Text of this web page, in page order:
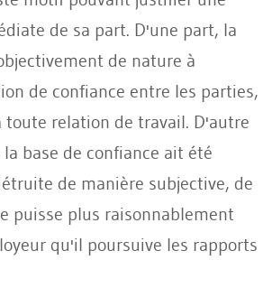
de sa part. D'une part, la
de nature à
de confiance entre les parties,
toute relation de travail. D'autre
base de confiance ait été
de manière subjective, de
puisse plus raisonnablement
qu'il poursuive les rapports